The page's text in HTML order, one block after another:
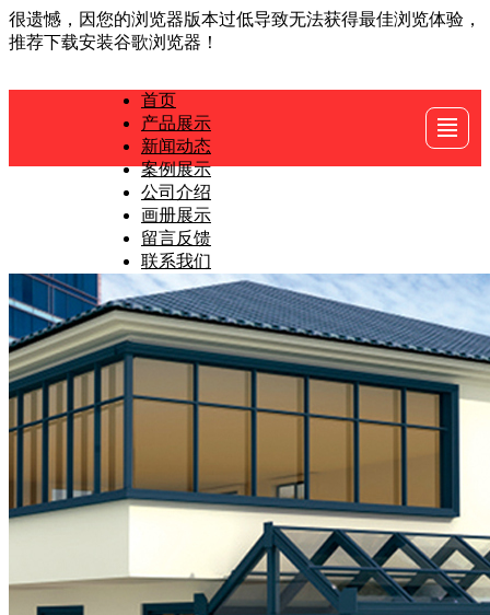
很遗憾，因您的浏览器版本过低导致无法获得最佳浏览体验，
推荐下载安装谷歌浏览器！
首页 产品展示
公司介绍
首页
产品展示
新闻动态
案例展示
公司介绍
画册展示
留言反馈
联系我们